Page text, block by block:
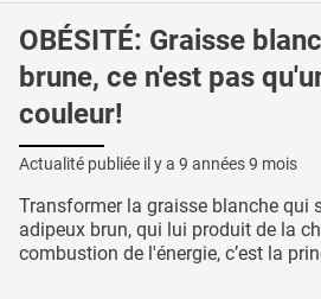
OBÉSITÉ: Graisse
brune, ce n'est pas
couleur!
Actualité publiée il y a 9 années 9 mois
Transformer la graisse blanche qui
adipeux brun, qui lui produit de la
combustion de l'énergie, c’est la